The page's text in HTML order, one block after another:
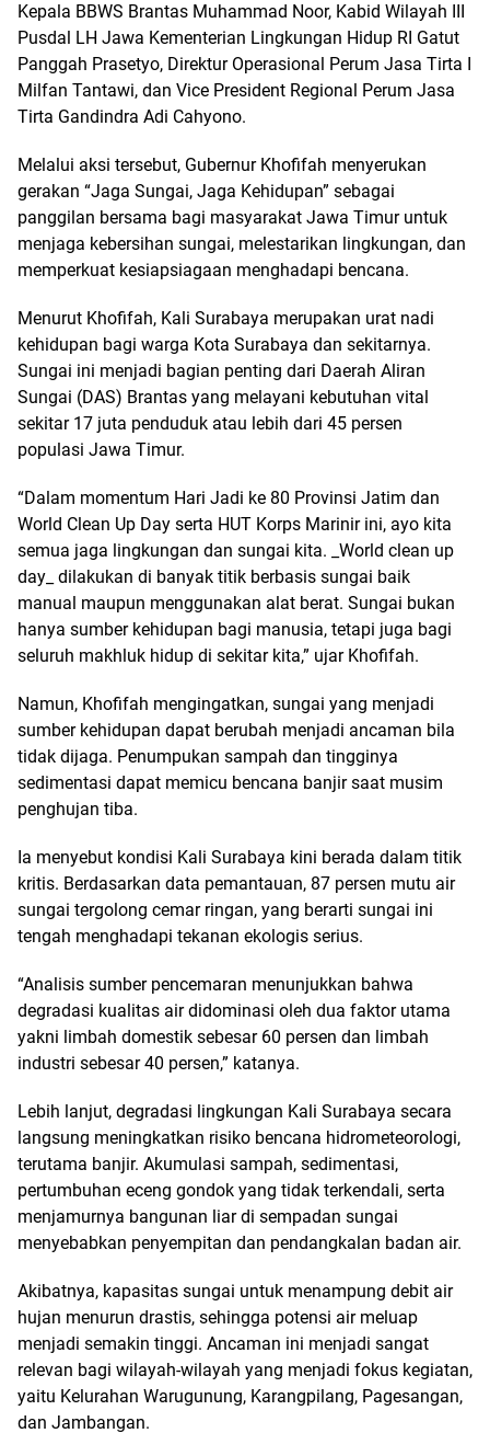
Kepala BBWS Brantas Muhammad Noor, Kabid Wilayah III
Pusdal LH Jawa Kementerian Lingkungan Hidup RI Gatut
Panggah Prasetyo, Direktur Operasional Perum Jasa Tirta I
Milfan Tantawi, dan Vice President Regional Perum Jasa
Tirta Gandindra Adi Cahyono.
Melalui aksi tersebut, Gubernur Khofifah menyerukan
gerakan “Jaga Sungai, Jaga Kehidupan” sebagai
panggilan bersama bagi masyarakat Jawa Timur untuk
menjaga kebersihan sungai, melestarikan lingkungan, dan
memperkuat kesiapsiagaan menghadapi bencana.
Menurut Khofifah, Kali Surabaya merupakan urat nadi
kehidupan bagi warga Kota Surabaya dan sekitarnya.
Sungai ini menjadi bagian penting dari Daerah Aliran
Sungai (DAS) Brantas yang melayani kebutuhan vital
sekitar 17 juta penduduk atau lebih dari 45 persen
populasi Jawa Timur.
“Dalam momentum Hari Jadi ke 80 Provinsi Jatim dan
World Clean Up Day serta HUT Korps Marinir ini, ayo kita
semua jaga lingkungan dan sungai kita. _World clean up
day_ dilakukan di banyak titik berbasis sungai baik
manual maupun menggunakan alat berat. Sungai bukan
hanya sumber kehidupan bagi manusia, tetapi juga bagi
seluruh makhluk hidup di sekitar kita,” ujar Khofifah.
Namun, Khofifah mengingatkan, sungai yang menjadi
sumber kehidupan dapat berubah menjadi ancaman bila
tidak dijaga. Penumpukan sampah dan tingginya
sedimentasi dapat memicu bencana banjir saat musim
penghujan tiba.
Ia menyebut kondisi Kali Surabaya kini berada dalam titik
kritis. Berdasarkan data pemantauan, 87 persen mutu air
sungai tergolong cemar ringan, yang berarti sungai ini
tengah menghadapi tekanan ekologis serius.
“Analisis sumber pencemaran menunjukkan bahwa
degradasi kualitas air didominasi oleh dua faktor utama
yakni limbah domestik sebesar 60 persen dan limbah
industri sebesar 40 persen,” katanya.
Lebih lanjut, degradasi lingkungan Kali Surabaya secara
langsung meningkatkan risiko bencana hidrometeorologi,
terutama banjir. Akumulasi sampah, sedimentasi,
pertumbuhan eceng gondok yang tidak terkendali, serta
menjamurnya bangunan liar di sempadan sungai
menyebabkan penyempitan dan pendangkalan badan air.
Akibatnya, kapasitas sungai untuk menampung debit air
hujan menurun drastis, sehingga potensi air meluap
menjadi semakin tinggi. Ancaman ini menjadi sangat
relevan bagi wilayah-wilayah yang menjadi fokus kegiatan,
yaitu Kelurahan Warugunung, Karangpilang, Pagesangan,
dan Jambangan.